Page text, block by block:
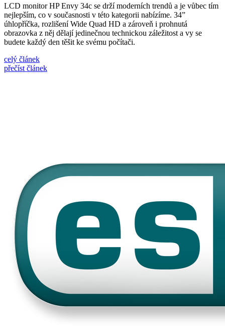
LCD monitor HP Envy 34c se drží moderních trendů a je vůbec tím
nejlepším, co v současnosti v této kategorii nabízíme. 34”
úhlopříčka, rozlišení Wide Quad HD a zároveň i prohnutá
obrazovka z něj dělají jedinečnou technickou záležitost a vy se
budete každý den těšit ke svému počítači.
celý článek
přečíst článek